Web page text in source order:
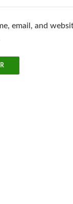
email, and